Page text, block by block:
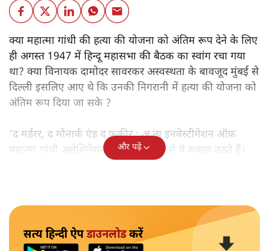
क्या महात्मा गांधी की हत्या की योजना को अंतिम रूप देने के लिए
ही अगस्त 1947 में हिन्दू महासभा की बैठक का स्वांग रचा गया
था? क्या विनायक दामोदर सावरकर अस्वस्थता के बावजूद मुंबई से
दिल्ली इसलिए आए थे कि उनकी निगरानी में हत्या की योजना को
अंतिम रूप दिया जा सके ?
'द मर्डरर, द मोनार्क एंड द फ़कीर : अ न्यू इनवेस्टीगेशन ऑफ़
महात्मा गांधी असेशिनेशन' नामक किताब से ये सवाल उठते हैं।
और पढ़ें
सत्य हिन्दी ऐपडाउनलोडकरें